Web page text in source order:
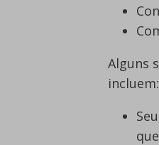
Alguns
incluem: